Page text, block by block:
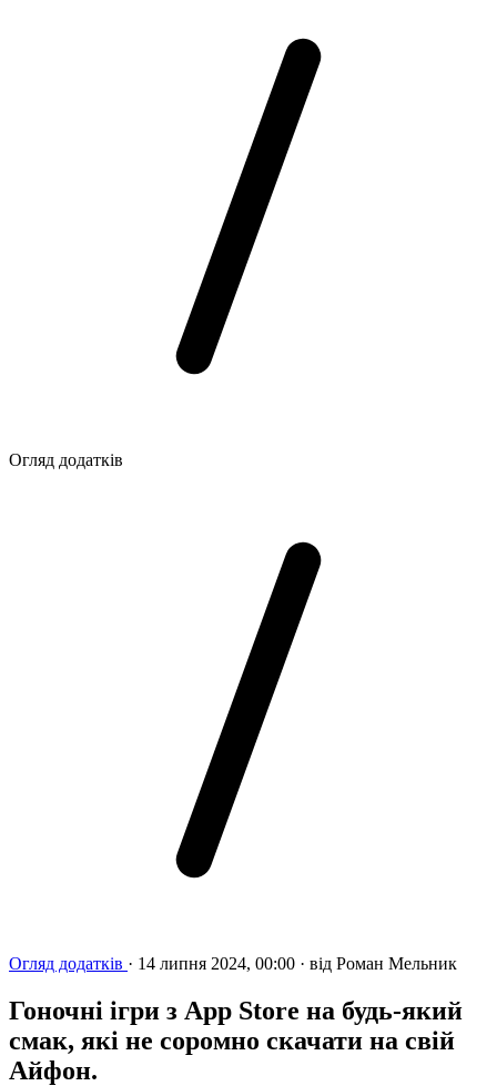
Огляд додатків
Огляд додатків · 14 липня 2024, 00:00 · від Роман Мельник
Гоночні ігри з App Store на будь-який
смак, які не соромно скачати на свій
Айфон.